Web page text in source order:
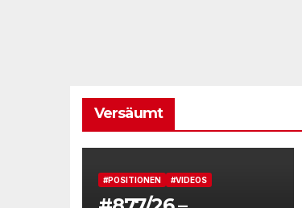
Versäumt
#POSITIONEN #VIDEOS